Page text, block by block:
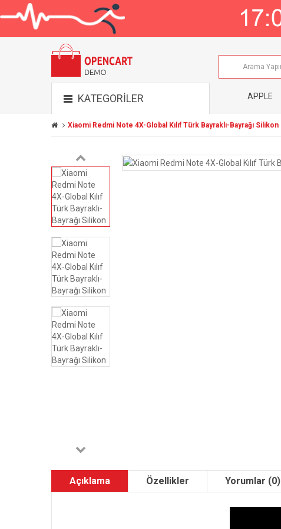
KATEGORİLER APPLE
Xiaomi Redmi Note 4X-Global Kılıf Türk Bayraklı-Bayrağı Silikon
Açıklama Özellikler Yorumlar (0)